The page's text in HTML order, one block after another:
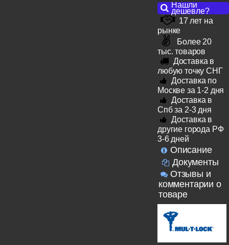
Нашли
дешевле?
17 лет на
рынке
Более 20
тыс. товаров
Доставка в
любую точку СНГ
Доставка по
Москве за 1-2 дня
Доставка в
Спб за 2-3 дня
Доставка в
другие города РФ
3-6 дней
Описание
Документы
Отзывы и
комментарии о
товаре